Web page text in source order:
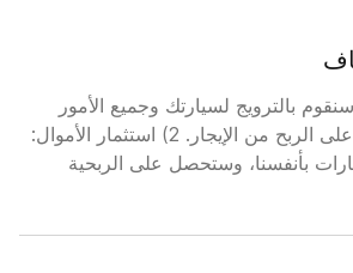
بالترويج لسيارتك وجميع الأمور
التشغيلية، وستحصل على الربح من الإيجار. 2) استثمار الأموال:
بأنفسنا، وستحصل على الربحية